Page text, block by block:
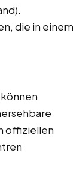
die in einem
offiziellen